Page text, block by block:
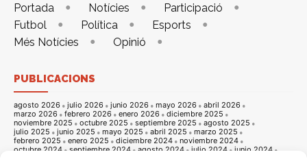
Portada Notícies
Participació
Futbol
Política
Esports
Més Notícies
Opinió
PUBLICACIONS
agosto 2026 julio 2026 junio 2026 mayo 2026
abril 2026
marzo 2026
febrero 2026 enero 2026
diciembre 2025
noviembre 2025
octubre 2025 septiembre 2025
agosto 2025
julio 2025
junio 2025 mayo 2025 abril 2025
marzo 2025
febrero 2025
enero 2025 diciembre 2024
noviembre 2024
octubre 2024
septiembre 2024 agosto 2024 julio 2024
junio 2024